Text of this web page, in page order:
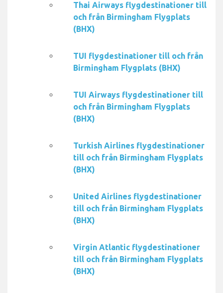
Thai Airways flygdestinationer till
och från Birmingham Flygplats
(BHX)
TUI flygdestinationer till och från
Birmingham Flygplats (BHX)
TUI Airways flygdestinationer till
och från Birmingham Flygplats
(BHX)
Turkish Airlines flygdestinationer
till och från Birmingham Flygplats
(BHX)
United Airlines flygdestinationer
till och från Birmingham Flygplats
(BHX)
Virgin Atlantic flygdestinationer
till och från Birmingham Flygplats
(BHX)